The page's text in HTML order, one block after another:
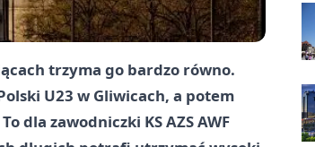
trzyma go bardzo równo.
U23 w Gliwicach, a potem
dla zawodniczki KS AZS AWF